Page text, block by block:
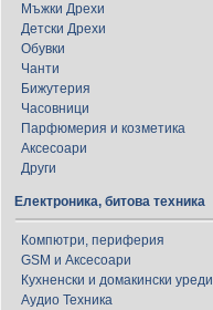
Мъжки Дрехи
Детски Дрехи
Обувки
Чанти
Бижутерия
Часовници
Парфюмерия и козметика
Аксесоари
Други
Електроника, битова техника
Компютри, периферия
GSM и Аксесоари
Кухненски и домакински уреди
Аудио Техника